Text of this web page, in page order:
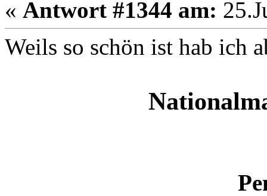
« Antwort #1344 am:
Weils so schön ist hab ich